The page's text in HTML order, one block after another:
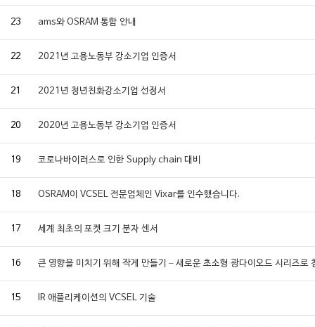
23 ams와 OSRAM 통합 안내
22 2021년 고용노동부 강소기업 인증서
21 2021년 청년친화강소기업 선정서
20 2020년 고용노동부 강소기업 인증서
19 코로나바이러스로 인한 Supply chain 대비
18 OSRAM이 VCSEL 전문업체인 Vixar를 인수했습니다.
17 세계 최초의 포켓 크기 분자 센서
16 큰 영향을 미치기 위해 작게 만들기 – 새로운 초소형 광다이오드 시리즈로
15 IR 애플리케이션의 VCSEL 기술